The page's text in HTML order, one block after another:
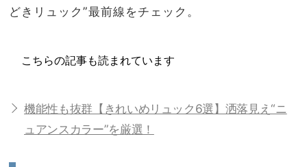
どきリュック”最前線をチェック。
こちらの記事も読まれています
機能性も抜群【きれいめリュック6選】洒落見え“ニ
ュアンスカラー”を厳選！